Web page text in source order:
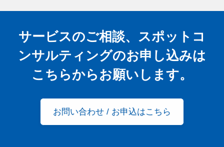
サービスのご相談、スポットコ
ンサルティングのお申し込みは
こちらからお願いします。
お問い合わせ / お申込はこちら